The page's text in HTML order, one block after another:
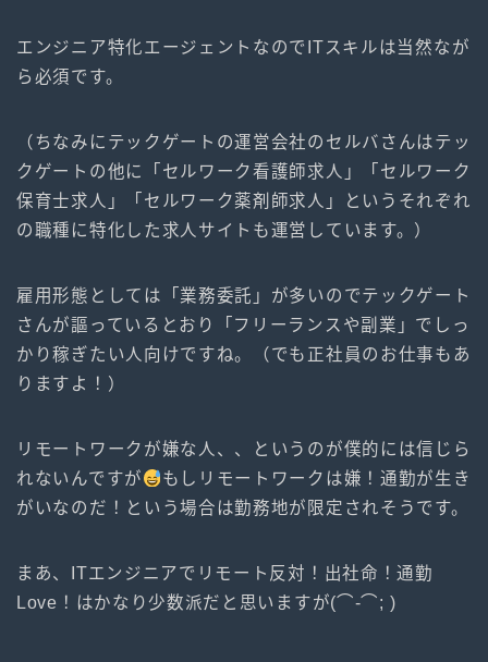
エンジニア特化エージェントなのでITスキルは当然なが
ら必須です。
（ちなみにテックゲートの運営会社のセルバさんはテッ
クゲートの他に「セルワーク看護師求人」「セルワーク
保育士求人」「セルワーク薬剤師求人」というそれぞれ
の職種に特化した求人サイトも運営しています。）
雇用形態としては「業務委託」が多いのでテックゲート
さんが謳っているとおり「フリーランスや副業」でしっ
かり稼ぎたい人向けですね。（でも正社員のお仕事もあ
りますよ！）
リモートワークが嫌な人、、というのが僕的には信じら
れないんですが
もしリモートワークは嫌！通勤が生き
がいなのだ！という場合は勤務地が限定されそうです。
まあ、ITエンジニアでリモート反対！出社命！通勤
Love！はかなり少数派だと思いますが(⌒-⌒; )